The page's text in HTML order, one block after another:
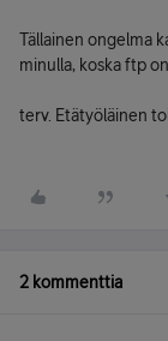
Tällainen ongelma
minulla, koska ftp
terv. Etätyöläinen
2 kommenttia